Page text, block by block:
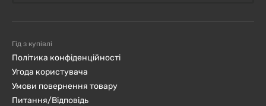
Гід з купівлі
Політика конфіденційності
Угода користувача
Умови повернення товару
Питання/Відповідь